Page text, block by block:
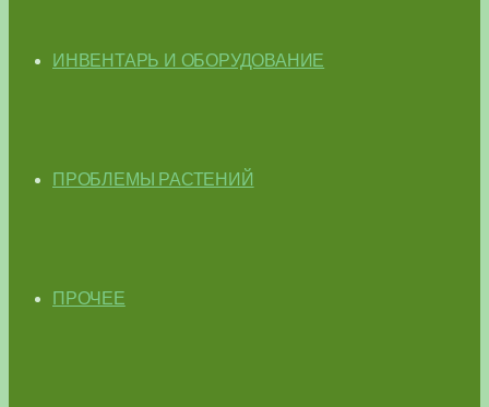
ИНВЕНТАРЬ И ОБОРУДОВАНИЕ
ПРОБЛЕМЫ РАСТЕНИЙ
ПРОЧЕЕ